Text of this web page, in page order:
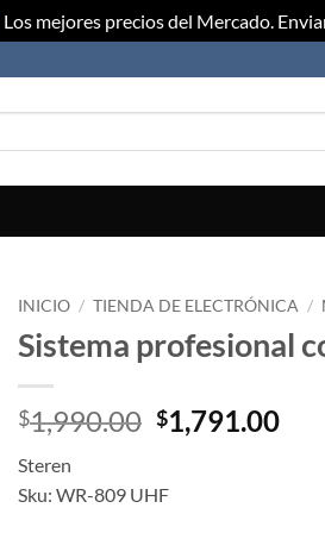
Los mejores precios del Mercado.
INICIO / TIENDA DE ELECTRÓNICA /
Sistema profesional
$1,990.00 Original
price
$1,990.00.
$1,791.00
Steren
Sku: WR-809 UHF